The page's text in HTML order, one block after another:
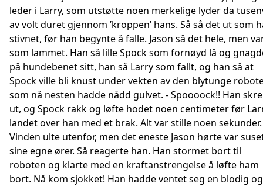
leder i Larry, som utstøtte noen merkelige lyder da
av volt duret gjennom ’kroppen’ hans. Så så det ut som
stivnet, før han begynte å falle. Jason så det hele, men
som lammet. Han så lille Spock som fornøyd lå og
på hundebenet sitt, han så Larry som fallt, og han så at
Spock ville bli knust under vekten av den blytunge
som nå nesten hadde nådd gulvet. - Spoooock!! Han
ut, og Spock rakk og løfte hodet noen centimeter før
landet over han med et brak. Alt var stille noen sekunder.
Vinden ulte utenfor, men det eneste Jason hørte var
sine egne ører. Så reagerte han. Han stormet bort til
roboten og klarte med en kraftanstrengelse å løfte ham
bort. Nå kom sjokket! Han hadde ventet seg en blodig og